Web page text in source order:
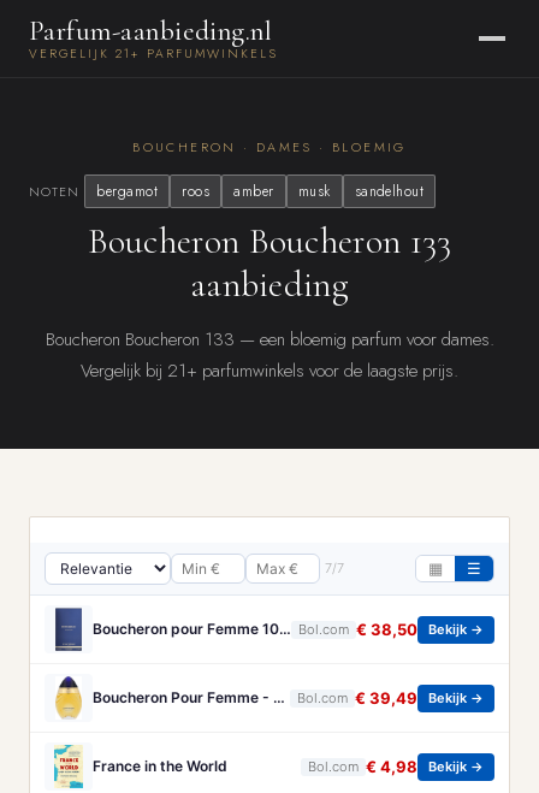
Parfum-aanbieding.nl
VERGELIJK 21+ PARFUMWINKELS
BOUCHERON · DAMES · BLOEMIG
NOTEN bergamot roos amber musk sandelhout
Boucheron Boucheron 133
aanbieding
Boucheron Boucheron 133 — een bloemig parfum voor dames.
Vergelijk bij 21+ parfumwinkels voor de laagste prijs.
7/7 ▦ ☰
Boucheron pour Femme 100 ml Eau de Parfum - Damesparfum Bol.com € 38,50 Bekijk →
Boucheron Pour Femme - 100ml - Eau de toilette Bol.com € 39,49 Bekijk →
France in the World Bol.com € 4,98 Bekijk →